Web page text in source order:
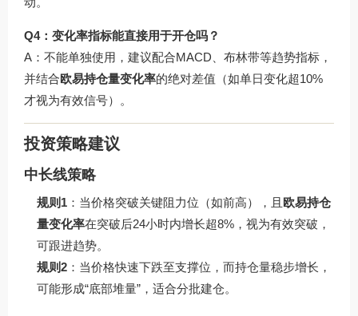
Q4：变化率指标能直接用于开仓吗？
A：不能单独使用，建议配合MACD、布林带等趋势指标，
并结合欧易持仓量变化率的绝对差值（如单日变化超10%
才视为有效信号）。
投资策略建议
中长线策略
规则1 ：当价格突破关键阻力位（如前高），且 欧易持仓
量变化率在突破后24小时内增长超8%，视为有效突破，
可跟进趋势。
规则2 ：当价格快速下跌至支撑位，而持仓量稳步增长，
可能形成“底部堆量”，适合分批建仓。